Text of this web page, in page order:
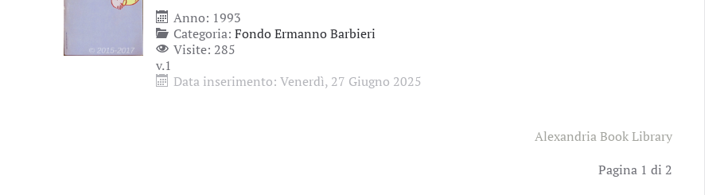
Anno: 1993
Categoria: Fondo Ermanno Barbieri
Visite: 285
v.1
Data inserimento: Venerdì, 27 Giugno 2025
Alexandria Book Library
Pagina 1 di 2